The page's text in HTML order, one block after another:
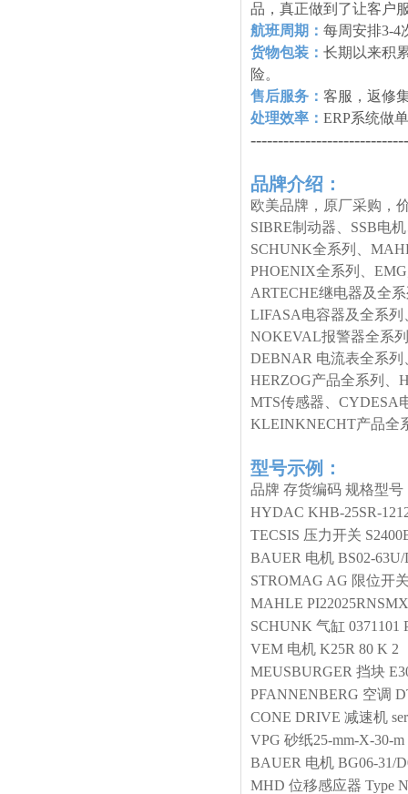
品，真正做到了让客户
航班周期： 每周安排3-4
货物包装： 长期以来积
险。
售后服务： 客服，返修
处理效率： ERP系统做
品牌介绍：
欧美品牌，原厂采购，
SIBRE制动器、SSB电
SCHUNK全系列、
PHOENIX全系列、
ARTECHE继电器及全
LIFASA电容器及全系
NOKEVAL报警器全系
DEBNAR 电流表全系
HERZOG产品全系列、
MTS传感器、CYDESA
KLEINKNECHT产品全
型号示例：
品牌 存货编码 规格型号
HYDAC KHB-25SR-
TECSIS 压力开关
BAUER 电机 BS02-
STROMAG AG 限位开
MAHLE
SCHUNK 气缸 0371101
VEM 电机 K25R 80 K 2
MEUSBURGER 挡块
PFANNENBERG 空调
CONE DRIVE 减速机
VPG 砂纸25-mm-X-30-m
BAUER 电机 BG06-31/
MHD 位移感应器 Type